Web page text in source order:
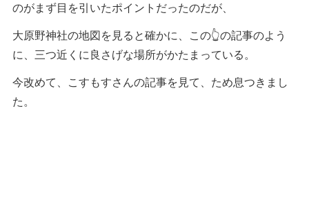
のがまず目を引いたポイントだったのだが、
大原野神社の地図を見ると確かに、この👆の記事のよう
に、三つ近くに良さげな場所がかたまっている。
今改めて、こすもすさんの記事を見て、ため息つきまし
た。